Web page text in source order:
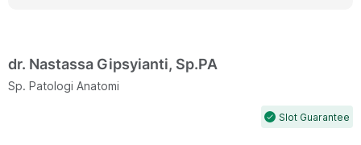
dr. Nastassa Gipsyianti, Sp.PA
Sp. Patologi Anatomi
check Slot Guarantee